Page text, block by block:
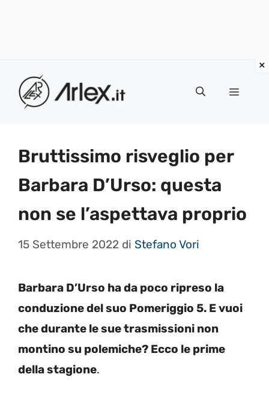
contenuto
Menu
Bruttissimo risveglio per
Barbara D’Urso: questa
non se l’aspettava proprio
15 Settembre 2022 di Stefano Vori
Barbara D’Urso ha da poco ripreso la
conduzione del suo Pomeriggio 5. E vuoi
che durante le sue trasmissioni non
montino su polemiche? Ecco le prime
della stagione.